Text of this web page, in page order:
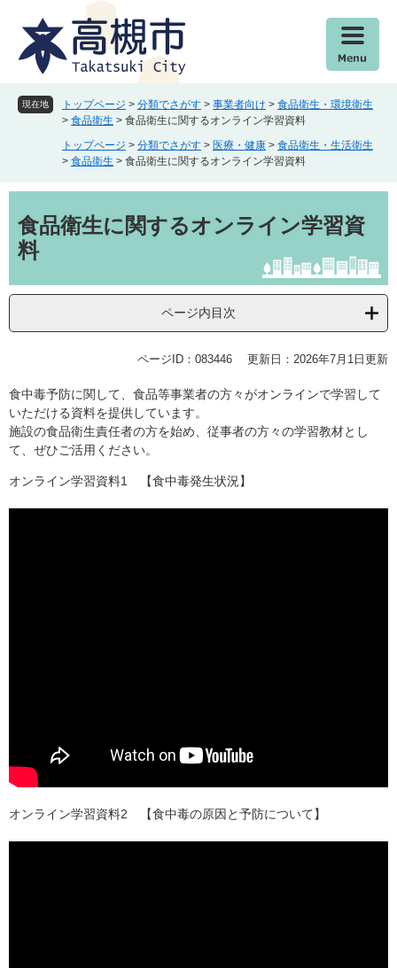
文
現在地 トップページ > 分類でさがす > 事業者向け > 食品衛生・環境衛生
> 食品衛生 > 食品衛生に関するオンライン学習資料
トップページ > 分類でさがす > 医療・健康 > 食品衛生・生活衛生
> 食品衛生 > 食品衛生に関するオンライン学習資料
文食品衛生に関するオンライン学習資
料
ページ内目次
ページID：083446 更新日：2026年7月1日更新
食中毒予防に関して、食品等事業者の方々がオンラインで学習して
いただける資料を提供しています。
施設の食品衛生責任者の方を始め、従事者の方々の学習教材とし
て、ぜひご活用ください。
オンライン学習資料1 【食中毒発生状況】
オンライン学習資料2 【食中毒の原因と予防について】